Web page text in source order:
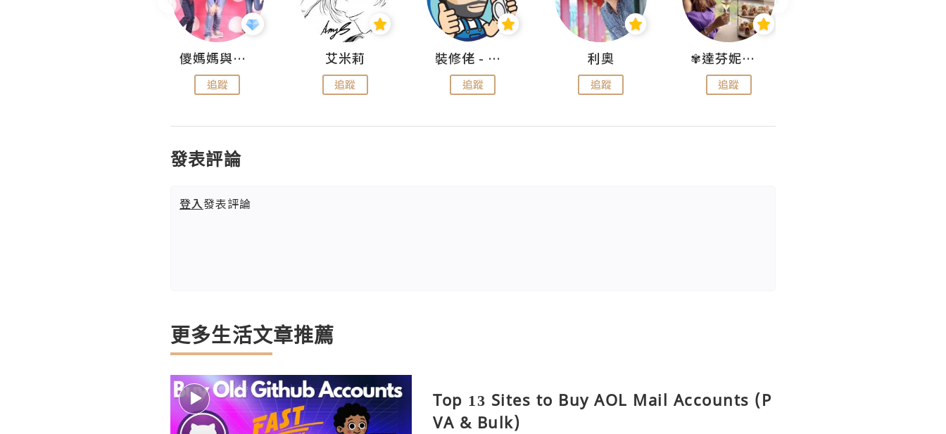
儍媽媽與兩隻小魔怪之家
追蹤
艾米莉
追蹤
裝修佬 - 香港一站式網上裝修平台
追蹤
利奧
追蹤
✾達芬妮•愛孩子•愛生活✾
追蹤
發表評論
登入發表評論
更多生活文章推薦
Top 13 Sites to Buy AOL Mail Accounts (P
VA & Bulk)